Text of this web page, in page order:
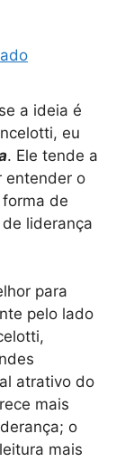
a ideia é
eu
. Ele tende a
entender o
de
liderança
para
pelo lado
atrativo do
mais
o
mais